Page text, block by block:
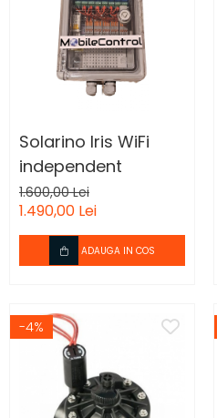
Solarino Iris WiFi
independent
1.600,00 Lei
1.490,00 Lei
ADAUGA IN COS
-4%